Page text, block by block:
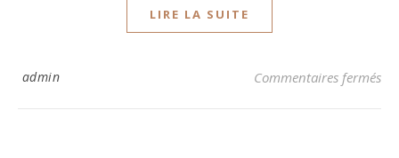
LIRE LA SUITE
admin Commentaires fermés